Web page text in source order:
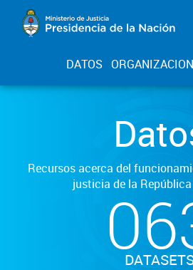
DATOS
Recursos acerca del
justicia de la